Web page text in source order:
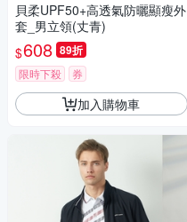
貝柔UPF50+高透氣防曬顯瘦外
套_男立領(丈青)
$608 89折
限時下殺 券
加入購物車